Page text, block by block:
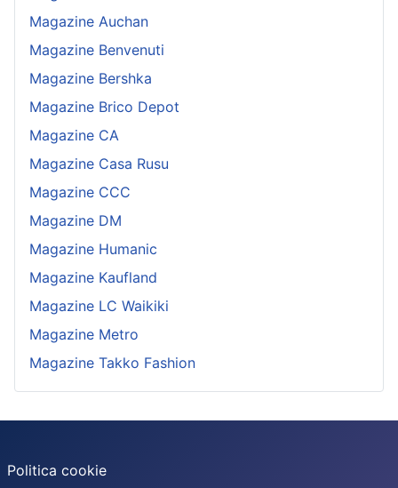
Magazine Auchan
Magazine Benvenuti
Magazine Bershka
Magazine Brico Depot
Magazine CA
Magazine Casa Rusu
Magazine CCC
Magazine DM
Magazine Humanic
Magazine Kaufland
Magazine LC Waikiki
Magazine Metro
Magazine Takko Fashion
Politica cookie